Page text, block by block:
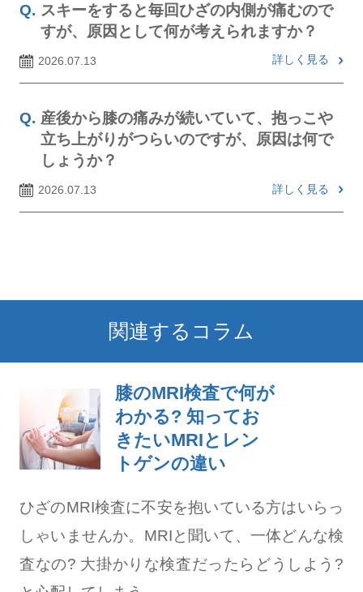
スキーをすると毎回ひざの内側が痛むので
すが、原因として何が考えられますか？
2026.07.13 詳しく見る
産後から膝の痛みが続いていて、抱っこや
立ち上がりがつらいのですが、原因は何で
しょうか？
2026.07.13 詳しく見る
関連するコラム
膝のMRI検査で何が
わかる? 知ってお
きたいMRIとレン
トゲンの違い
ひざのMRI検査に不安を抱いている方はいらっ
しゃいませんか。MRIと聞いて、一体どんな検
査なの? 大掛かりな検査だったらどうしよう?